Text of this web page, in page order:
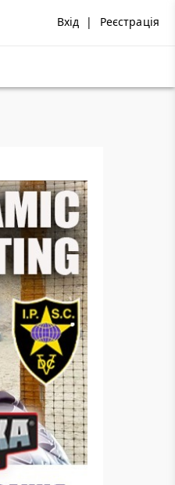
Вхід | Реєстрація